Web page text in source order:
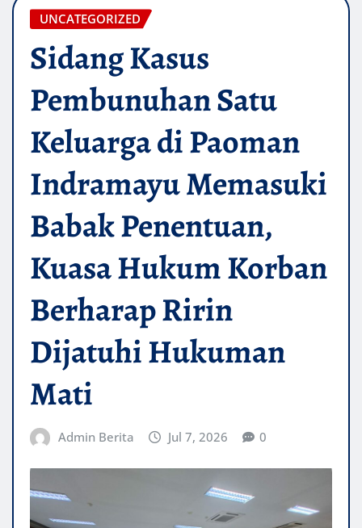
UNCATEGORIZED
Sidang Kasus
Pembunuhan Satu
Keluarga di Paoman
Indramayu Memasuki
Babak Penentuan,
Kuasa Hukum Korban
Berharap Ririn
Dijatuhi Hukuman
Mati
Admin Berita Jul 7, 2026 0